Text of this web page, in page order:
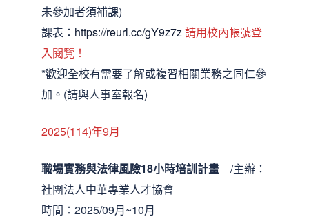
未參加者須補課)
課表： https://reurl.cc/gY9z7z請用校內帳號登
入閱覽！
*歡迎全校有需要了解或複習相關業務之同仁參
加。(請與人事室報名)
2025(114)年9月
職場實務與法律風險18小時培訓計畫 /主辦：
社團法人中華專業人才協會
時間：2025/09月~10月